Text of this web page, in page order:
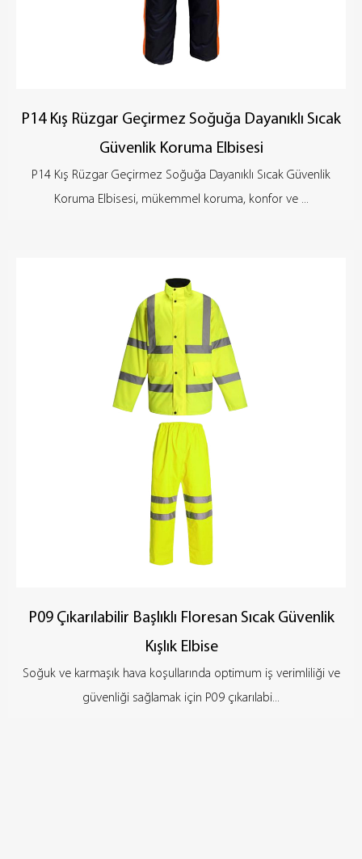
P14 Kış Rüzgar Geçirmez Soğuğa Dayanıklı Sıcak
Güvenlik Koruma Elbisesi
P14 Kış Rüzgar Geçirmez Soğuğa Dayanıklı Sıcak Güvenlik
Koruma Elbisesi, mükemmel koruma, konfor ve ...
P09 Çıkarılabilir Başlıklı Floresan Sıcak Güvenlik
Kışlık Elbise
Soğuk ve karmaşık hava koşullarında optimum iş verimliliği ve
güvenliği sağlamak için P09 çıkarılabi...